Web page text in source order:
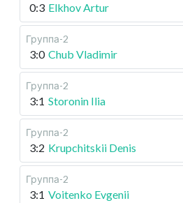
0:3 Elkhov Artur
Группа-2
3:0 Chub Vladimir
Группа-2
3:1 Storonin Ilia
Группа-2
3:2 Krupchitskii Denis
Группа-2
3:1 Voitenko Evgenii